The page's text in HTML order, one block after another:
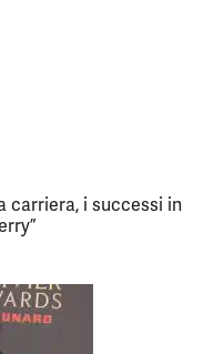
carriera, i successi in